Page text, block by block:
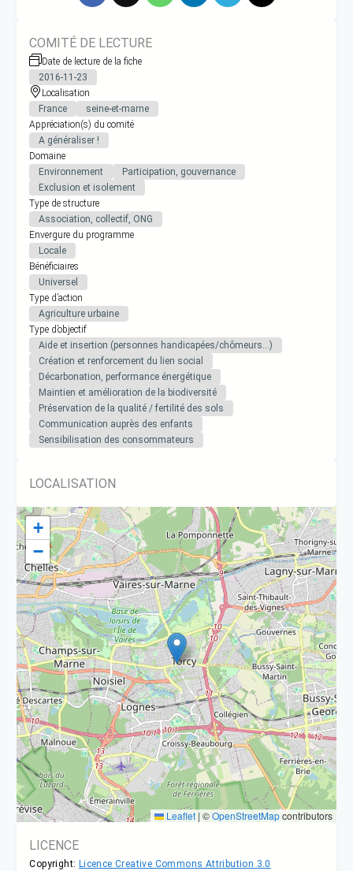
COMITÉ DE LECTURE
Date de lecture de la fiche
2016-11-23
Localisation
France
seine-et-marne
Appréciation(s) du comité
A généraliser !
Domaine
Environnement
Participation, gouvernance
Exclusion et isolement
Type de structure
Association, collectif, ONG
Envergure du programme
Locale
Bénéficiaires
Universel
Type d’action
Agriculture urbaine
Type d’objectif
Aide et insertion (personnes handicapées/chômeurs…)
Création et renforcement du lien social
Décarbonation, performance énergétique
Maintien et amélioration de la biodiversité
Préservation de la qualité / fertilité des sols
Communication auprès des enfants
Sensibilisation des consommateurs
LOCALISATION
+
−
Leaflet | ©OpenStreetMapcontributors
LICENCE
Copyright: Licence Creative Commons Attribution 3.0